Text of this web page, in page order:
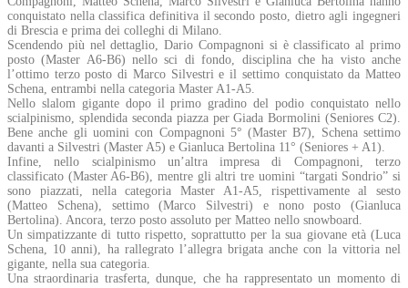
conquistato nella classifica definitiva il secondo posto, dietro agli ingegneri
di Brescia e prima dei colleghi di Milano.
Scendendo più nel dettaglio, Dario Compagnoni si è classificato al primo
posto (Master A6-B6) nello sci di fondo, disciplina che ha visto anche
l’ottimo terzo posto di Marco Silvestri e il settimo conquistato da Matteo
Schena, entrambi nella categoria Master A1-A5.
Nello slalom gigante dopo il primo gradino del podio conquistato nello
scialpinismo, splendida seconda piazza per Giada Bormolini (Seniores C2).
Bene anche gli uomini con Compagnoni 5° (Master B7), Schena settimo
davanti a Silvestri (Master A5) e Gianluca Bertolina 11° (Seniores + A1).
Infine, nello scialpinismo un’altra impresa di Compagnoni, terzo
classificato (Master A6-B6), mentre gli altri tre uomini “targati Sondrio” si
sono piazzati, nella categoria Master A1-A5, rispettivamente al sesto
(Matteo Schena), settimo (Marco Silvestri) e nono posto (Gianluca
Bertolina). Ancora, terzo posto assoluto per Matteo nello snowboard.
Un simpatizzante di tutto rispetto, soprattutto per la sua giovane età (Luca
Schena, 10 anni), ha rallegrato l’allegra brigata anche con la vittoria nel
gigante, nella sua categoria.
Una straordinaria trasferta, dunque, che ha rappresentato un momento di